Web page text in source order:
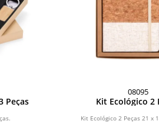
Peças
08095
Kit Ecológico 2
Kit Ecológico 2 Peças 21 x